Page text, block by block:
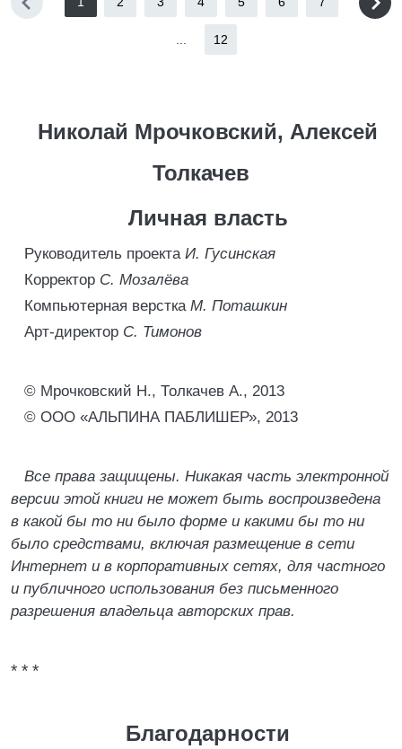
12
Николай Мрочковский, Алексей
Толкачев
Личная власть
Руководитель проекта И. Гусинская
Корректор С. Мозалёва
Компьютерная верстка М. Поташкин
Арт-директор С. Тимонов
© Мрочковский Н., Толкачев А., 2013
© ООО «АЛЬПИНА ПАБЛИШЕР», 2013
Все права защищены. Никакая часть электронной
версии этой книги не может быть воспроизведена
в какой бы то ни было форме и какими бы то ни
было средствами, включая размещение в сети
Интернет и в корпоративных сетях, для частного
и публичного использования без письменного
разрешения владельца авторских прав.
* * *
Благодарности